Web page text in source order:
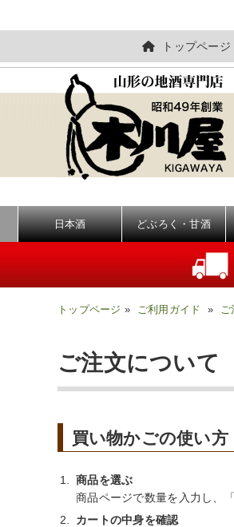
トップページ
日本酒 どぶろく・甘酒
トップページ » ご利用ガイド » ご
ご注文について
買い物かごの使い方
商品を選ぶ
商品ページで数量を入力し、
カートの中身を確認